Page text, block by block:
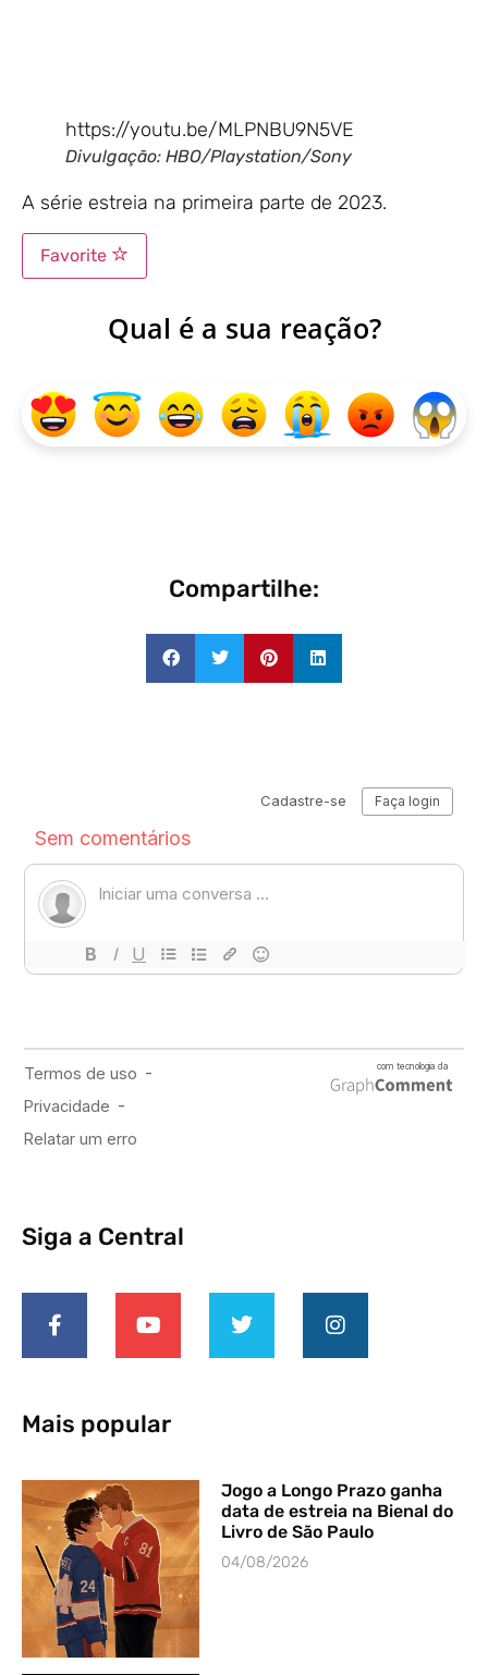
https://youtu.be/MLPNBU9N5VE
Divulgação: HBO/Playstation/Sony
A série estreia na primeira parte de 2023.
Favorite
Qual é a sua reação?
Compartilhe:
Siga a Central
Mais popular
Jogo a Longo Prazo ganha
data de estreia na Bienal do
Livro de São Paulo
04/08/2026